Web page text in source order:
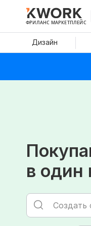
ФРИЛАНС МАРКЕТПЛЕЙС
Дизайн
в один